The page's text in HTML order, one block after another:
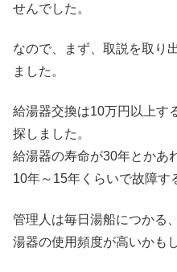
せんでした。
なので、まず、取説を取り
ました。
給湯器交換は10万円以上す
探しました。
給湯器の寿命が30年とかあ
10年～15年くらいで故障す
管理人は毎日湯船につかる
湯器の使用頻度が高いかも